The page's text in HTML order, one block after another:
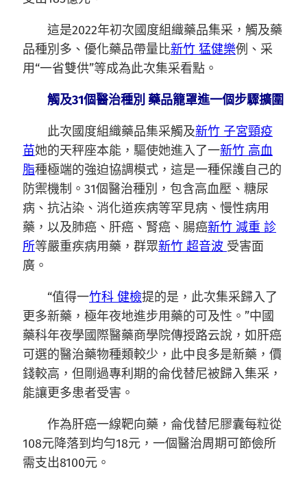
這是2022年初次國度組織藥品集采，觸及藥
品種別多、優化藥品帶量比新竹 猛健樂例、采
用“一省雙供”等成為此次集采看點。
觸及31個醫治種別 藥品籠罩進一個步驟擴圍
此次國度組織藥品集采觸及新竹 子宮頸疫
苗她的天秤座本能，驅使她進入了一新竹 高血
脂種極端的強迫協調模式，這是一種保護自己的
防禦機制。31個醫治種別，包含高血壓、糖尿
病、抗沾染、消化道疾病等罕見病、慢性病用
藥，以及肺癌、肝癌、腎癌、腸癌新竹 減重 診
所等嚴重疾病用藥，群眾新竹 超音波 受害面
廣。
“值得一竹科 健檢提的是，此次集采歸入了
更多新藥，極年夜地進步用藥的可及性。”中國
藥科年夜學國際醫藥商學院傳授路云說，如肝癌
可選的醫治藥物種類較少，此中良多是新藥，價
錢較高，但剛過專利期的侖伐替尼被歸入集采，
能讓更多患者受害。
作為肝癌一線靶向藥，侖伐替尼膠囊每粒從
108元降落到均勻18元，一個醫治周期可節儉所
需支出8100元。